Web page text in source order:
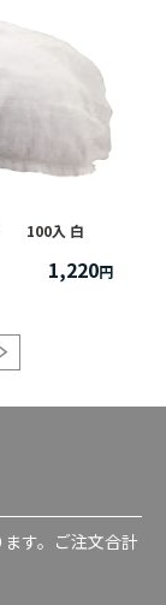
100入 白
1,220
す。ご注文合計